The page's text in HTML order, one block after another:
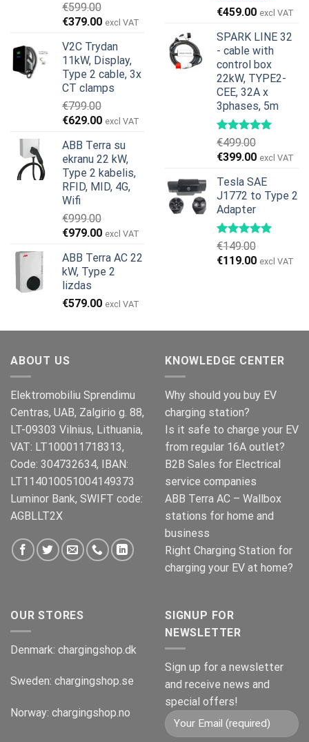
€599.00
Original
was:
€599.00.
€379.00Current
is:
€379.00.
excl VAT
V2C Trydan
11kW, Display,
Type 2 cable, 3x
CT clamps
€799.00
Original
was:
€799.00.
€629.00Current
is:
€629.00.
excl VAT
ABB Terra su
ekranu 22 kW,
Type 2 kabelis,
RFID, MID, 4G,
Wifi
€999.00
Original
was:
€999.00.
€979.00Current
is:
€979.00.
excl VAT
ABB Terra AC 22
kW, Type 2
lizdas
€579.00 excl VAT
€459.00 excl VAT
SPARK LINE 32
- cable with
control box
22kW, TYPE2-
CEE, 32A x
3phases, 5m
€499.00
Original
was:
€499.00.
€399.00Current
is:
€399.00.
excl VAT
Tesla SAE
J1772 to Type 2
Adapter
€149.00
Original
€119.00Current
excl VAT
ABOUT US
Elektromobiliu Sprendimu
Centras, UAB, Zalgirio g. 88,
LT-09303 Vilnius, Lithuania,
VAT: LT100011718313,
Code: 304732634, IBAN:
LT114010051004149373
Luminor Bank, SWIFT code:
AGBLLT2X
KNOWLEDGE CENTER
Why should you buy EV
charging station?
Is it safe to charge your EV
from regular 16A outlet?
B2B Sales for Electrical
service companies
ABB Terra AC – Wallbox
stations for home and
business
Right Charging Station for
charging your EV at home?
OUR STORES
Denmark: chargingshop.dk
Sweden: chargingshop.se
Norway: chargingshop.no
SIGNUP FOR
NEWSLETTER
Sign up for a newsletter
and receive news and
special offers!